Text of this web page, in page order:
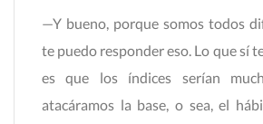
—Y bueno, porque somos todos
te puedo responder eso. Lo que sí
es que los índices serían
atacáramos la base, o sea, el